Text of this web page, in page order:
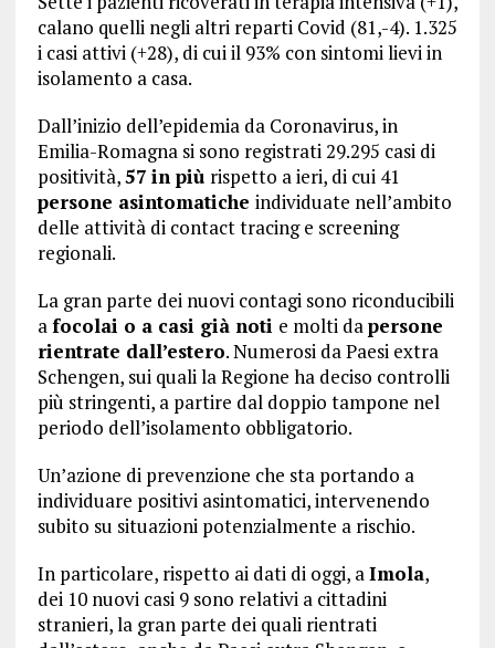
calano quelli negli altri reparti Covid (81,-4). 1.325
i casi attivi (+28), di cui il 93% con sintomi lievi in
isolamento a casa.
Dall’inizio dell’epidemia da Coronavirus, in
Emilia-Romagna si sono registrati 29.295 casi di
positività,57 in più rispetto a ieri, di cui 41
persone asintomatiche individuate nell’ambito
delle attività di contact tracing e screening
regionali.
La gran parte dei nuovi contagi sono riconducibili
a focolai o a casi già noti e molti da persone
rientrate dall’estero. Numerosi da Paesi extra
Schengen, sui quali la Regione ha deciso controlli
più stringenti, a partire dal doppio tampone nel
periodo dell’isolamento obbligatorio.
Un’azione di prevenzione che sta portando a
individuare positivi asintomatici, intervenendo
subito su situazioni potenzialmente a rischio.
In particolare, rispetto ai dati di oggi, a Imola,
dei 10 nuovi casi 9 sono relativi a cittadini
stranieri, la gran parte dei quali rientrati